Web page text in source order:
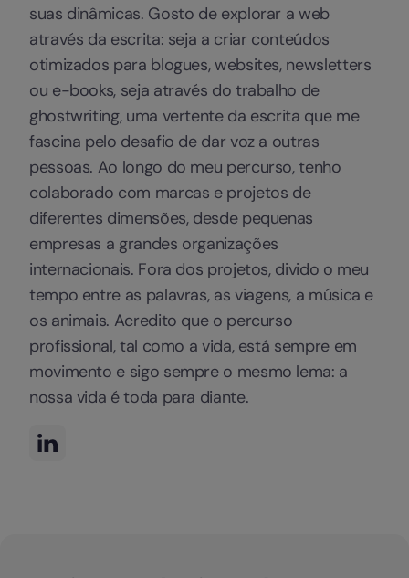
suas dinâmicas. Gosto de explorar a web
através da escrita: seja a criar conteúdos
otimizados para blogues, websites, newsletters
ou e-books, seja através do trabalho de
ghostwriting, uma vertente da escrita que me
fascina pelo desafio de dar voz a outras
pessoas. Ao longo do meu percurso, tenho
colaborado com marcas e projetos de
diferentes dimensões, desde pequenas
empresas a grandes organizações
internacionais. Fora dos projetos, divido o meu
tempo entre as palavras, as viagens, a música e
os animais. Acredito que o percurso
profissional, tal como a vida, está sempre em
movimento e sigo sempre o mesmo lema: a
nossa vida é toda para diante.